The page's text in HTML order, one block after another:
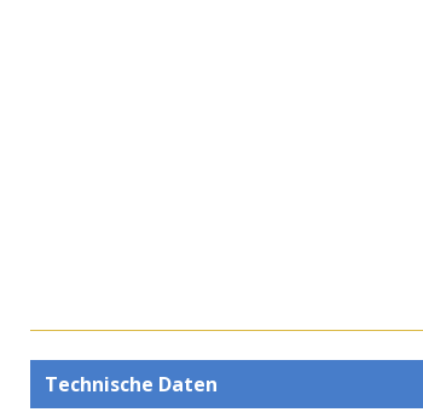
Technische Daten